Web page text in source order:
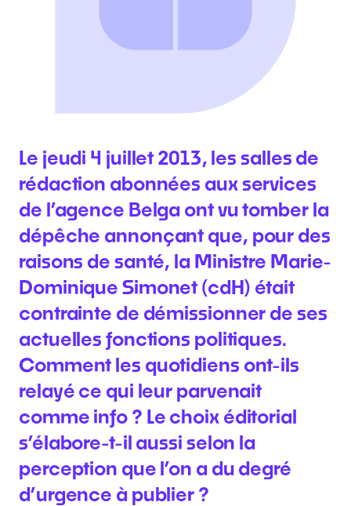
Le jeudi 4 juillet 2013, les salles de
rédaction abonnées aux services
de l’agence Belga ont vu tomber la
dépêche annonçant que, pour des
raisons de santé, la Ministre Marie-
Dominique Simonet (cdH) était
contrainte de démissionner de ses
actuelles fonctions politiques.
Comment les quotidiens ont-ils
relayé ce qui leur parvenait
comme info ? Le choix éditorial
s’élabore-t-il aussi selon la
perception que l’on a du degré
d’urgence à publier ?